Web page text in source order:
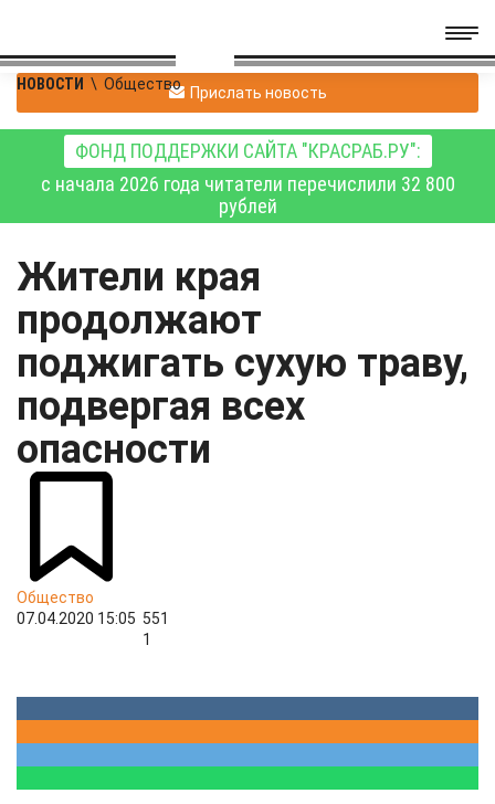
НОВОСТИ \ Общество Прислать новость
ФОНД ПОДДЕРЖКИ САЙТА "КРАСРАБ.РУ":
с начала 2026 года читатели перечислили 32 800
рублей
Жители края
продолжают
поджигать сухую траву,
подвергая всех
опасности
Общество
07.04.2020 15:05 551
1